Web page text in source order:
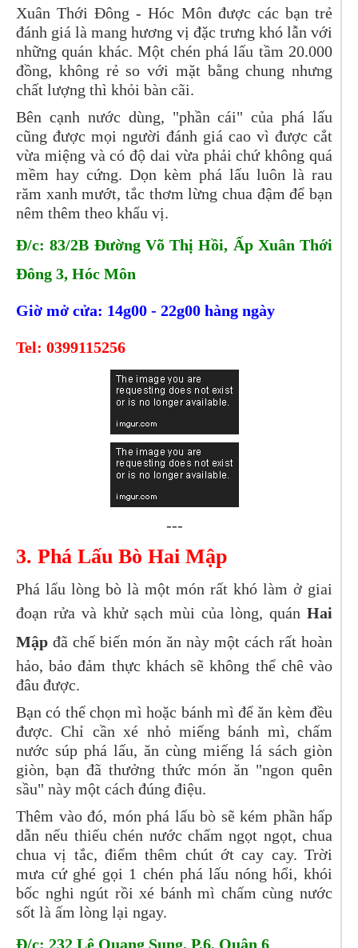
Xuân Thới Đông - Hóc Môn được các bạn trẻ
đánh giá là mang hương vị đặc trưng khó lẫn với
những quán khác. Một chén phá lấu tầm 20.000
đồng, không rẻ so với mặt bằng chung nhưng
chất lượng thì khỏi bàn cãi.
Bên cạnh nước dùng, "phần cái" của phá lấu
cũng được mọi người đánh giá cao vì được cắt
vừa miệng và có độ dai vừa phải chứ không quá
mềm hay cứng. Dọn kèm phá lấu luôn là rau
răm xanh mướt, tắc thơm lừng chua đậm để bạn
nêm thêm theo khẩu vị.
Đ/c: 83/2B Đường Võ Thị Hồi, Ấp Xuân Thới
Đông 3, Hóc Môn
Giờ mở cửa: 14g00 - 22g00 hàng ngày
Tel: 0399115256
---
3. Phá Lấu Bò Hai Mập
Phá lấu lòng bò là một món rất khó làm ở giai
đoạn rửa và khử sạch mùi của lòng, quán Hai
Mập đã chế biến món ăn này một cách rất hoàn
hảo, bảo đảm thực khách sẽ không thể chê vào
đâu được.
Bạn có thể chọn mì hoặc bánh mì để ăn kèm đều
được. Chỉ cần xé nhỏ miếng bánh mì, chấm
nước súp phá lấu, ăn cùng miếng lá sách giòn
giòn, bạn đã thưởng thức món ăn "ngon quên
sầu" này một cách đúng điệu.
Thêm vào đó, món phá lấu bò sẽ kém phần hấp
dẫn nếu thiếu chén nước chấm ngọt ngọt, chua
chua vị tắc, điểm thêm chút ớt cay cay. Trời
mưa cứ ghé gọi 1 chén phá lấu nóng hổi, khói
bốc nghi ngút rồi xé bánh mì chấm cùng nước
sốt là ấm lòng lại ngay.
Đ/c: 232 Lê Quang Sung, P.6, Quận 6